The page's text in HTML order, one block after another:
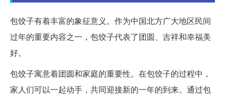
包饺子有着丰富的象征意义。作为中国北方广大地区民间
过年的重要内容之一，包饺子代表了团圆、吉祥和幸福美
好。
包饺子寓意着团圆和家庭的重要性。在包饺子的过程中，
家人们可以一起动手，共同迎接新的一年的到来。通过包